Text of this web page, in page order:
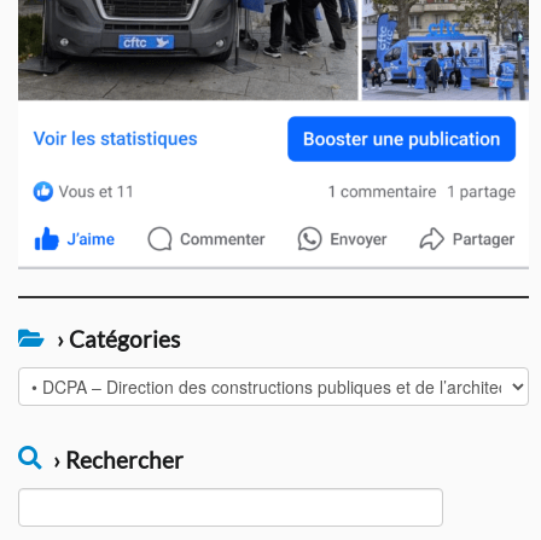
› Catégories
Catégories
› Rechercher